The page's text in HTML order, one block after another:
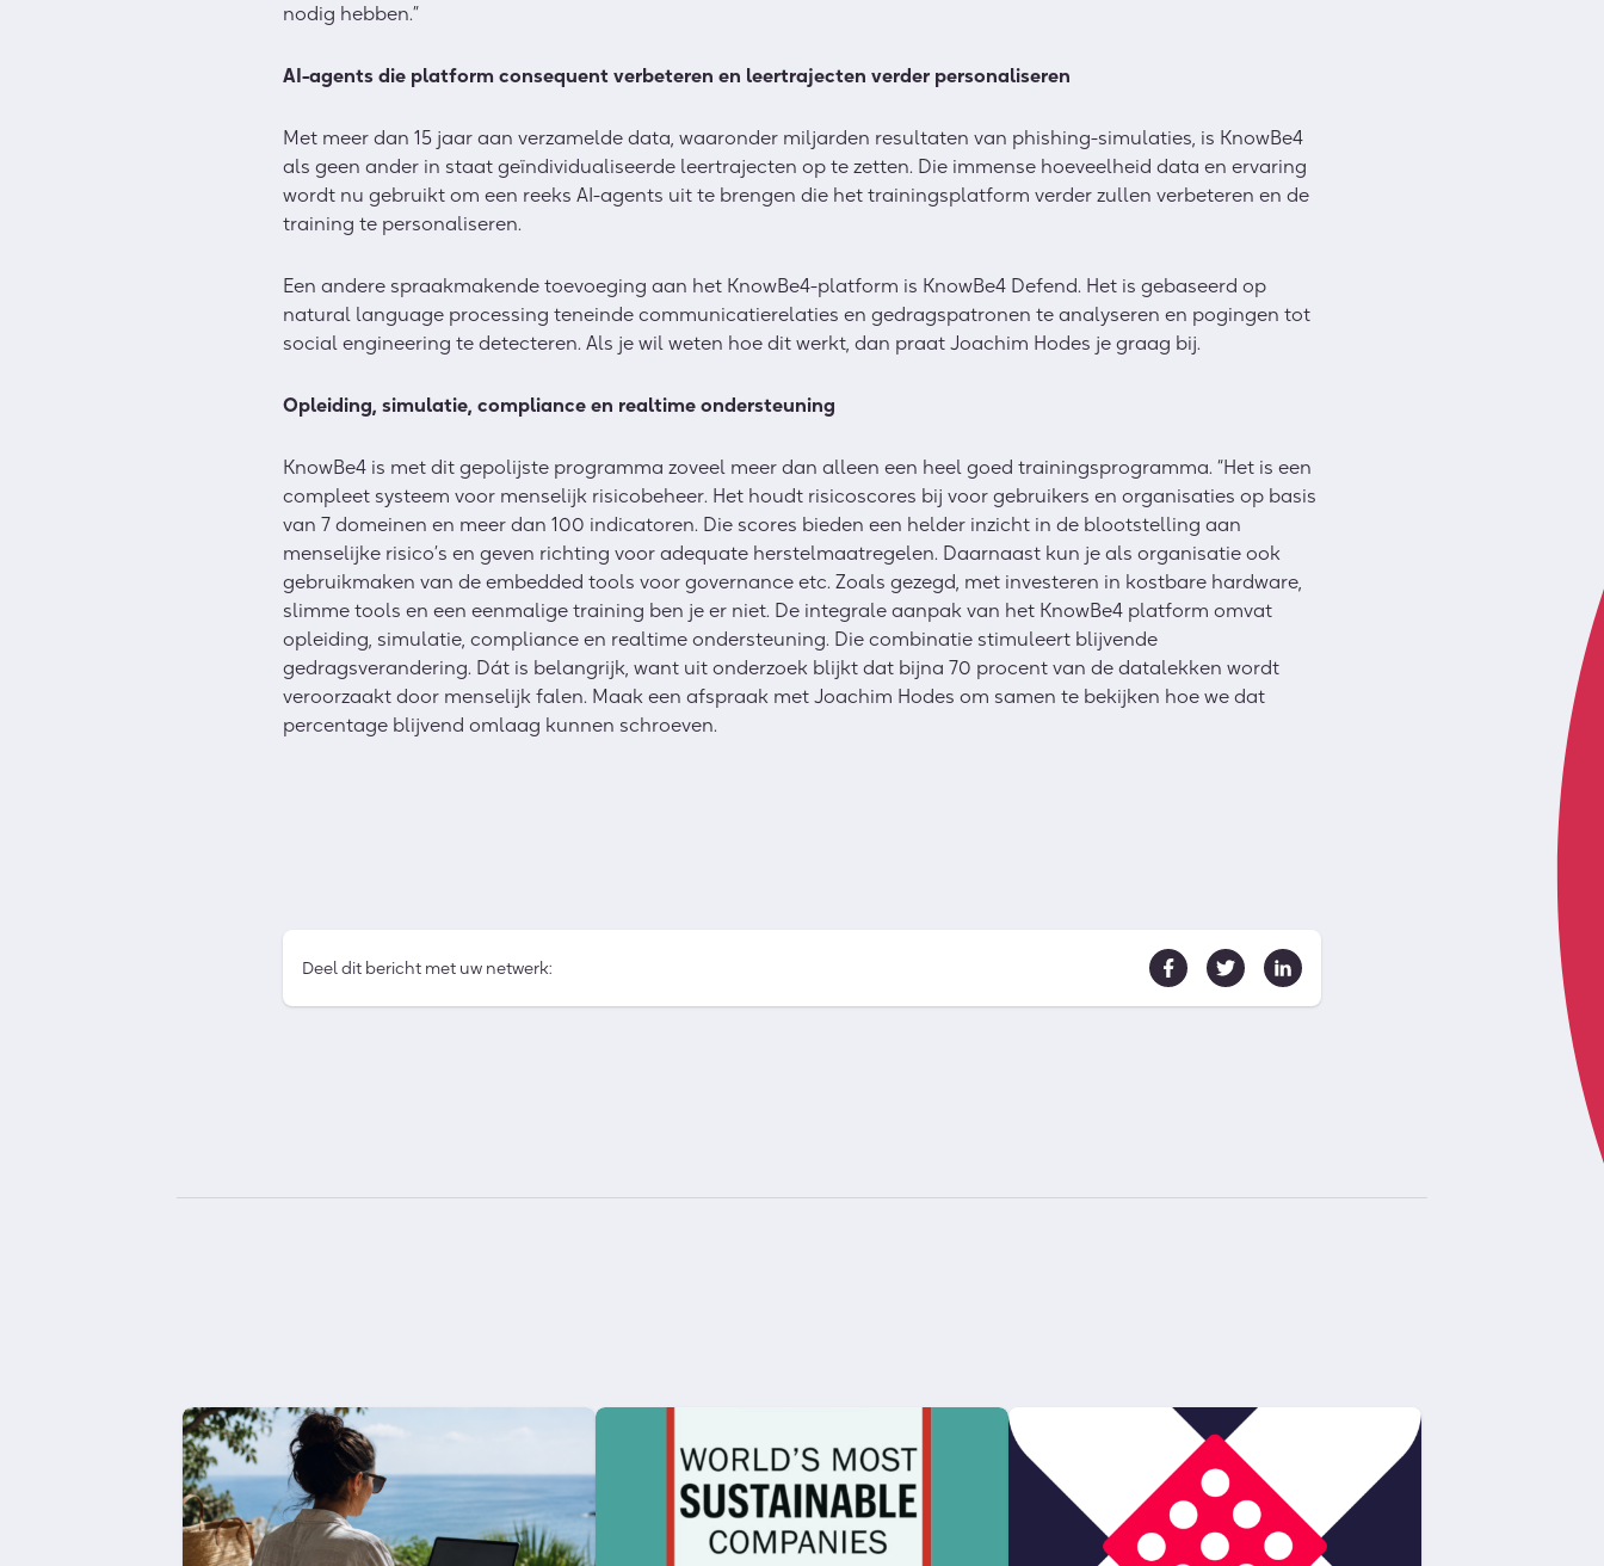
nodig hebben.”
AI-agents die platform consequent verbeteren en leertrajecten verder personaliseren
Met meer dan 15 jaar aan verzamelde data, waaronder miljarden resultaten van phishing-simulaties, is KnowBe4
als geen ander in staat geïndividualiseerde leertrajecten op te zetten. Die immense hoeveelheid data en ervaring
wordt nu gebruikt om een reeks AI-agents uit te brengen die het trainingsplatform verder zullen verbeteren en de
training te personaliseren.
Een andere spraakmakende toevoeging aan het KnowBe4-platform is KnowBe4 Defend. Het is gebaseerd op
natural language processing teneinde communicatierelaties en gedragspatronen te analyseren en pogingen tot
social engineering te detecteren. Als je wil weten hoe dit werkt, dan praat Joachim Hodes je graag bij.
Opleiding, simulatie, compliance en realtime ondersteuning
KnowBe4 is met dit gepolijste programma zoveel meer dan alleen een heel goed trainingsprogramma. “Het is een
compleet systeem voor menselijk risicobeheer. Het houdt risicoscores bij voor gebruikers en organisaties op basis
van 7 domeinen en meer dan 100 indicatoren. Die scores bieden een helder inzicht in de blootstelling aan
menselijke risico’s en geven richting voor adequate herstelmaatregelen. Daarnaast kun je als organisatie ook
gebruikmaken van de embedded tools voor governance etc. Zoals gezegd, met investeren in kostbare hardware,
slimme tools en een eenmalige training ben je er niet. De integrale aanpak van het KnowBe4 platform omvat
opleiding, simulatie, compliance en realtime ondersteuning. Die combinatie stimuleert blijvende
gedragsverandering. Dát is belangrijk, want uit onderzoek blijkt dat bijna 70 procent van de datalekken wordt
veroorzaakt door menselijk falen. Maak een afspraak met Joachim Hodes om samen te bekijken hoe we dat
percentage blijvend omlaag kunnen schroeven.
Deel dit bericht met uw netwerk: